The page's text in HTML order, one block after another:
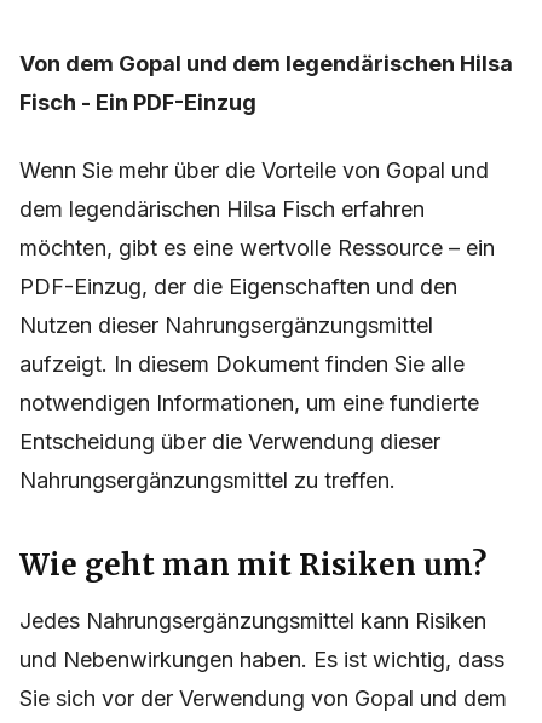
Von dem Gopal und dem legendärischen Hilsa
Fisch - Ein PDF-Einzug
Wenn Sie mehr über die Vorteile von Gopal und
dem legendärischen Hilsa Fisch erfahren
möchten, gibt es eine wertvolle Ressource – ein
PDF-Einzug, der die Eigenschaften und den
Nutzen dieser Nahrungsergänzungsmittel
aufzeigt. In diesem Dokument finden Sie alle
notwendigen Informationen, um eine fundierte
Entscheidung über die Verwendung dieser
Nahrungsergänzungsmittel zu treffen.
Wie geht man mit Risiken um?
Jedes Nahrungsergänzungsmittel kann Risiken
und Nebenwirkungen haben. Es ist wichtig, dass
Sie sich vor der Verwendung von Gopal und dem